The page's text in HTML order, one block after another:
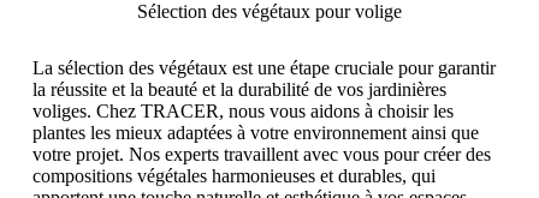
Sélection des végétaux pour volige
La sélection des végétaux est une étape cruciale pour garantir
la réussite et la beauté et la durabilité de vos jardinières
voliges. Chez TRACER, nous vous aidons à choisir les
plantes les mieux adaptées à votre environnement ainsi que
votre projet. Nos experts travaillent avec vous pour créer des
compositions végétales harmonieuses et durables, qui